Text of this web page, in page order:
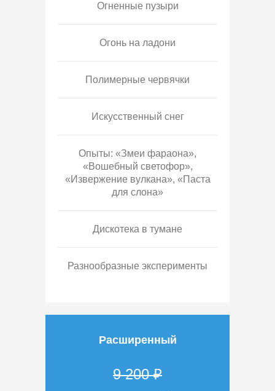
Огненные пузыри
Огонь на ладони
Полимерные червячки
Искусственный снег
Опыты: «Змеи фараона»,
«Вошебный светофор»,
«Извержение вулкана», «Паста
для слона»
Дискотека в тумане
Разнообразные эксперименты
Расширенный
9 200 ₽